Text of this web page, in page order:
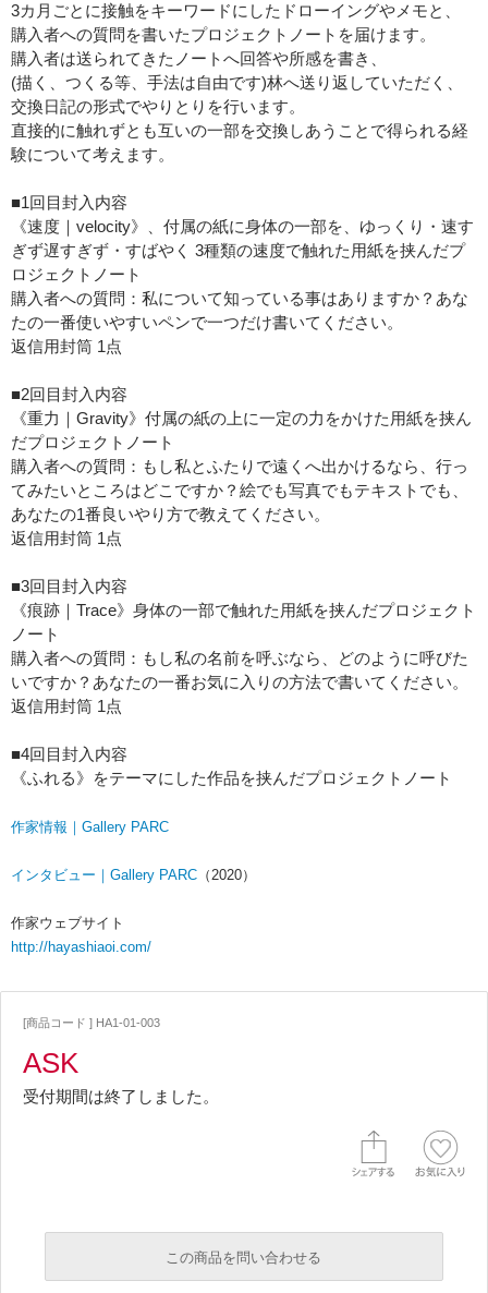
3カ月ごとに接触をキーワードにしたドローイングやメモと、
購入者への質問を書いたプロジェクトノートを届けます。
購入者は送られてきたノートへ回答や所感を書き、
(描く、つくる等、手法は自由です)林へ送り返していただく、
交換日記の形式でやりとりを行います。
直接的に触れずとも互いの一部を交換しあうことで得られる経
験について考えます。
■1回目封入内容
《速度｜velocity》、付属の紙に身体の一部を、ゆっくり・速す
ぎず遅すぎず・すばやく 3種類の速度で触れた用紙を挟んだプ
ロジェクトノート
購入者への質問：私について知っている事はありますか？あな
たの一番使いやすいペンで一つだけ書いてください。
返信用封筒 1点
■2回目封入内容
《重力｜Gravity》付属の紙の上に一定の力をかけた用紙を挟ん
だプロジェクトノート
購入者への質問：もし私とふたりで遠くへ出かけるなら、行っ
てみたいところはどこですか？絵でも写真でもテキストでも、
あなたの1番良いやり方で教えてください。
返信用封筒 1点
■3回目封入内容
《痕跡｜Trace》身体の一部で触れた用紙を挟んだプロジェクト
ノート
購入者への質問：もし私の名前を呼ぶなら、どのように呼びた
いですか？あなたの一番お気に入りの方法で書いてください。
返信用封筒 1点
■4回目封入内容
《ふれる》をテーマにした作品を挟んだプロジェクトノート
作家情報｜Gallery PARC
インタビュー｜Gallery PARC （2020）
作家ウェブサイト
http://hayashiaoi.com/
[商品コード ] HA1-01-003
ASK
受付期間は終了しました。
この商品を問い合わせる